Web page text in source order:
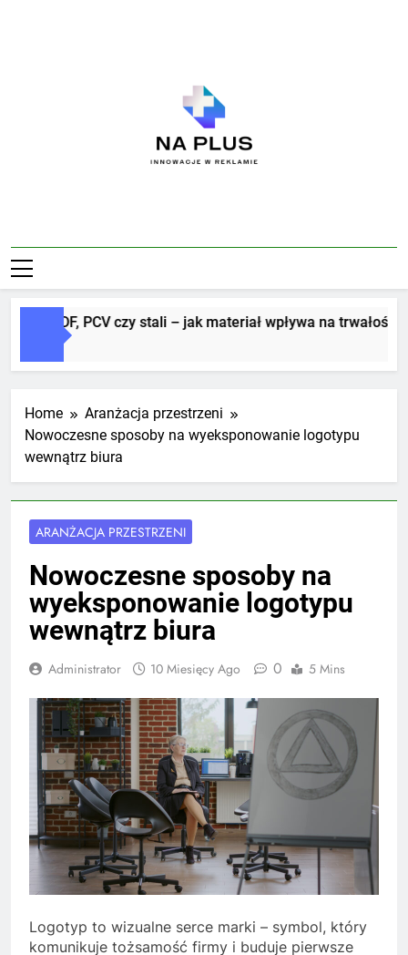
Na Plus
z MDF, PCV czy stali – jak materiał wpływa na trwałość i
Home
Aranżacja przestrzeni
Nowoczesne sposoby na wyeksponowanie logotypu
wewnątrz biura
ARANŻACJA PRZESTRZENI
Nowoczesne sposoby na
wyeksponowanie logotypu
wewnątrz biura
Administrator 10 Miesięcy Ago 0 5 Mins
Logotyp to wizualne serce marki – symbol, który
komunikuje tożsamość firmy i buduje pierwsze